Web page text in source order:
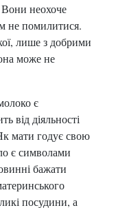
Вони неохоче
не помилитися.
лише з добрими
може не
є
від діяльності
мати годує свою
є символами
бажати
посудини, а